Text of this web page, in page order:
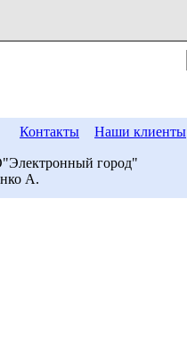
Контакты Наши клиенты
город"
А.